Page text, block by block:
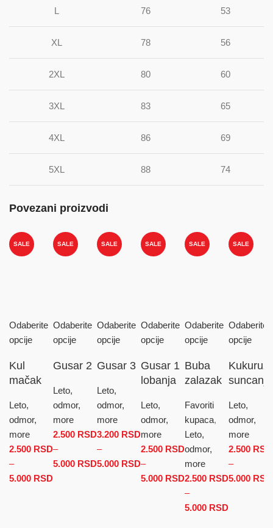
L 76 53
XL 78 56
2XL 80 60
3XL 83 65
4XL 86 69
5XL 88 74
Povezani proizvodi
SALE
Odaberite
opcije
Kul
mačak
Leto,
odmor,
more
2.500 RSD
–
5.000 RSD Raspon cena: od 2.500 RSD do 5.000 RSD
SALE
Odaberite
opcije
Gusar 2
Leto,
odmor,
more
2.500 RSD
–
5.000 RSDRaspon cena: od 2.500 RSD do
SALE
Odaberite
opcije
Gusar 3
Leto,
odmor,
more
3.200 RSD
–
5.000 RSDRaspon cena: od 3.200 RSD
do 5.000 RSD
SALE
Odaberite
opcije
Gusar 1
lobanja
Leto,
odmor,
more
2.500 RSD
–
5.000 RSDRaspon cena: od
2.500 RSD do
5.000 RSD
SALE
Odaberite
opcije
Buba
zalazak
Favoriti
kupaca,
Leto,
odmor,
more
2.500 RSD
–
5.000 RSD
SALE
Odaberite
opcije
Kukuruz
suncanje
Leto,
odmor,
more
2.500 RSD
–
5.000 RSD